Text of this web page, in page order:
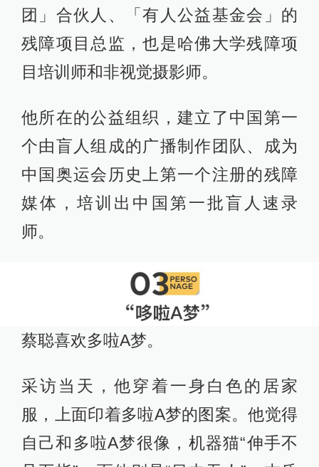
团」合伙人、「有人公益基金会」的
残障项目总监，也是哈佛大学残障项
目培训师和非视觉摄影师。
他所在的公益组织，建立了中国第一
个由盲人组成的广播制作团队、成为
中国奥运会历史上第一个注册的残障
媒体，培训出中国第一批盲人速录
师。
蔡聪喜欢多啦A梦。
采访当天，他穿着一身白色的居家
服，上面印着多啦A梦的图案。他觉得
自己和多啦A梦很像，机器猫“伸手不